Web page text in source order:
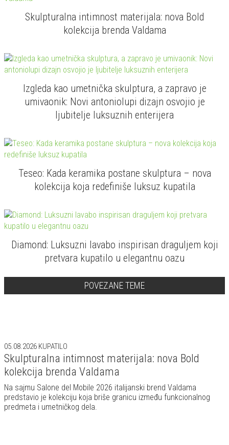
Skulpturalna intimnost materijala: nova Bold
kolekcija brenda Valdama
Izgleda kao umetnička skulptura, a zapravo je
umivaonik: Novi antoniolupi dizajn osvojio je
ljubitelje luksuznih enterijera
Teseo: Kada keramika postane skulptura – nova
kolekcija koja redefiniše luksuz kupatila
Diamond: Luksuzni lavabo inspirisan draguljem koji
pretvara kupatilo u elegantnu oazu
POVEZANE TEME
05.08.2026 KUPATILO
Skulpturalna intimnost materijala: nova Bold
kolekcija brenda Valdama
Na sajmu Salone del Mobile 2026 italijanski brend Valdama
predstavio je kolekciju koja briše granicu između funkcionalnog
predmeta i umetničkog dela.